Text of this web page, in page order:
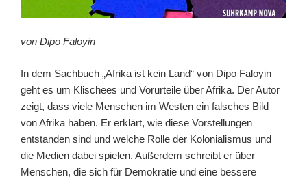
von Dipo Faloyin
In dem Sachbuch „Afrika ist kein Land“ von Dipo Faloyin
geht es um Klischees und Vorurteile über Afrika. Der Autor
zeigt, dass viele Menschen im Westen ein falsches Bild
von Afrika haben. Er erklärt, wie diese Vorstellungen
entstanden sind und welche Rolle der Kolonialismus und
die Medien dabei spielen. Außerdem schreibt er über
Menschen, die sich für Demokratie und eine bessere